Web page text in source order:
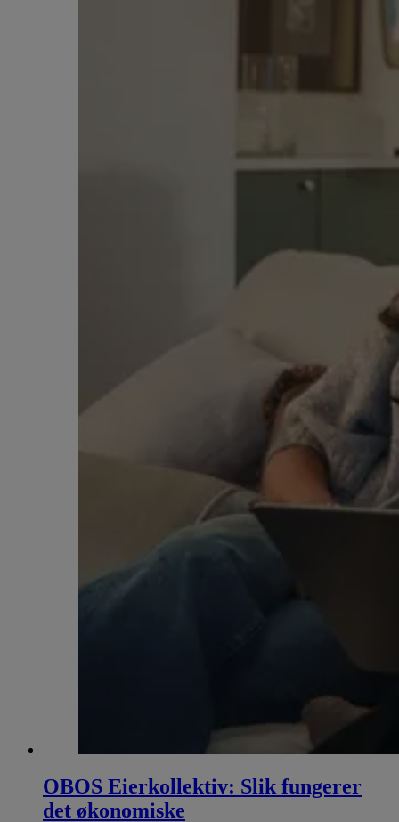
OBOS Eierkollektiv: Slik fungerer
det økonomiske